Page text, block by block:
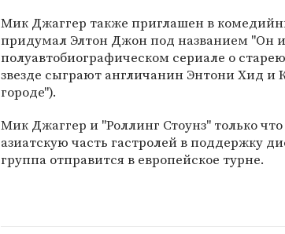
Мик Джаггер также приглашен в
придумал Элтон Джон под названием "Он
полуавтобиографическом сериале о
звезде сыграют англичанин Энтони Хид и
городе").
Мик Джаггер и "Роллинг Стоунз" только
азиатскую часть гастролей в поддержку
группа отправится в европейское турне.